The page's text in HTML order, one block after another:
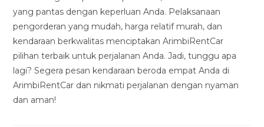
yang pantas dengan keperluan Anda. Pelaksanaan
pengorderan yang mudah, harga relatif murah, dan
kendaraan berkwalitas menciptakan ArimbiRentCar
pilihan terbaik untuk perjalanan Anda. Jadi, tunggu apa
lagi? Segera pesan kendaraan beroda empat Anda di
ArimbiRentCar dan nikmati perjalanan dengan nyaman
dan aman!